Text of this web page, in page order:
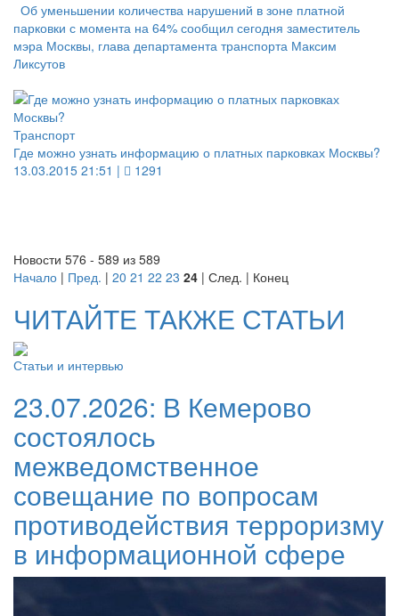
Об уменьшении количества нарушений в зоне платной
парковки с момента на 64% сообщил сегодня заместитель
мэра Москвы, глава департамента транспорта Максим
Ликсутов
Транспорт
Где можно узнать информацию о платных парковках Москвы?
13.03.2015 21:51 |
1291
Новости 576 - 589 из 589
Начало | Пред. | 20 21 22 23 24 | След. | Конец
ЧИТАЙТЕ ТАКЖЕ СТАТЬИ
Статьи и интервью
23.07.2026: В Кемерово
состоялось
межведомственное
совещание по вопросам
противодействия терроризму
в информационной сфере